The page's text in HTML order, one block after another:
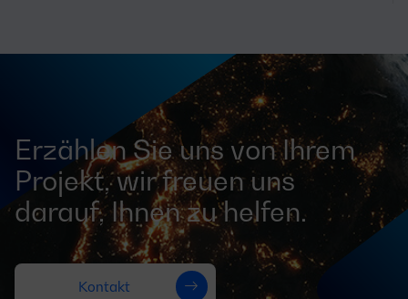
Erzählen Sie uns von Ihrem
Projekt, wir freuen uns
darauf, Ihnen zu helfen.
Kontakt